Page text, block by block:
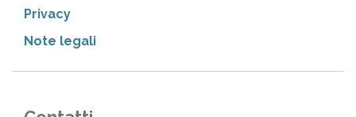
Privacy
Note legali